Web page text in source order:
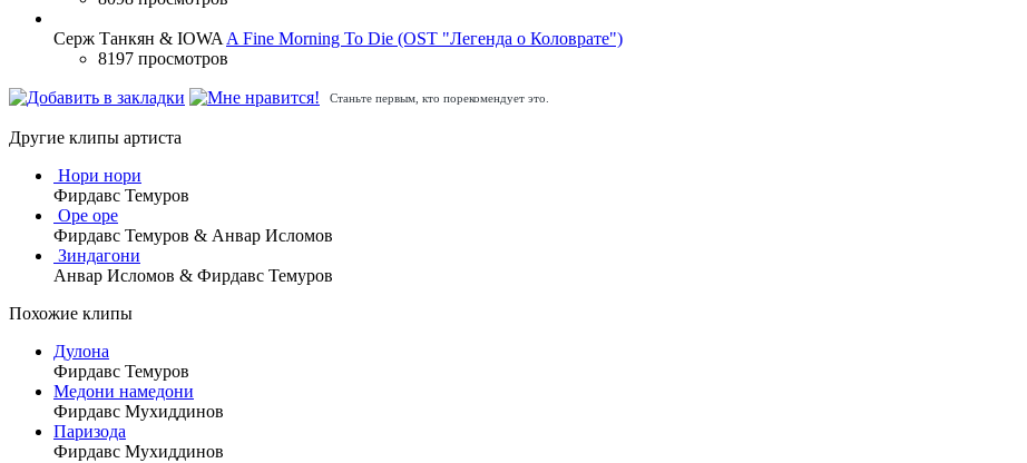
Серж Танкян & IOWA A Fine Morning To Die (OST "Легенда о Коловрате")
8197 просмотров
Станьте первым, кто порекомендует это.
Другие клипы артиста
Нори нори
Фирдавс Темуров
Оре оре
Фирдавс Темуров & Анвар Исломов
Зиндагони
Анвар Исломов & Фирдавс Темуров
Похожие клипы
Дулона
Фирдавс Темуров
Медони намедони
Фирдавс Мухиддинов
Паризода
Фирдавс Мухиддинов